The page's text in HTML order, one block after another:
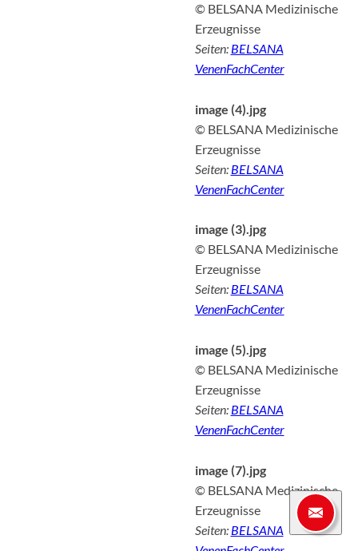
© BELSANA Medizinische
Erzeugnisse
Seiten: BELSANA
VenenFachCenter
image (4).jpg
© BELSANA Medizinische
Erzeugnisse
Seiten: BELSANA
VenenFachCenter
image (3).jpg
© BELSANA Medizinische
Erzeugnisse
Seiten: BELSANA
VenenFachCenter
image (5).jpg
© BELSANA Medizinische
Erzeugnisse
Seiten: BELSANA
VenenFachCenter
image (7).jpg
© BELSANA Medizinische
Erzeugnisse
Seiten: BELSANA